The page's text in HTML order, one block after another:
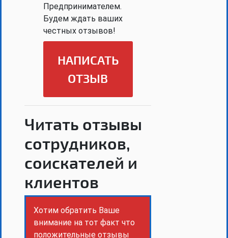
Предпринимателем.
Будем ждать ваших
честных отзывов!
НАПИСАТЬ
ОТЗЫВ
Читать отзывы
сотрудников,
соискателей и
клиентов
Хотим обратить Ваше
внимание на тот факт что
положительные отзывы